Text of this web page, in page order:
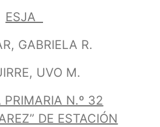
ESJA
GABRIELA R.
UVO M.
PRIMARIA N.º 32
DE ESTACIÓN